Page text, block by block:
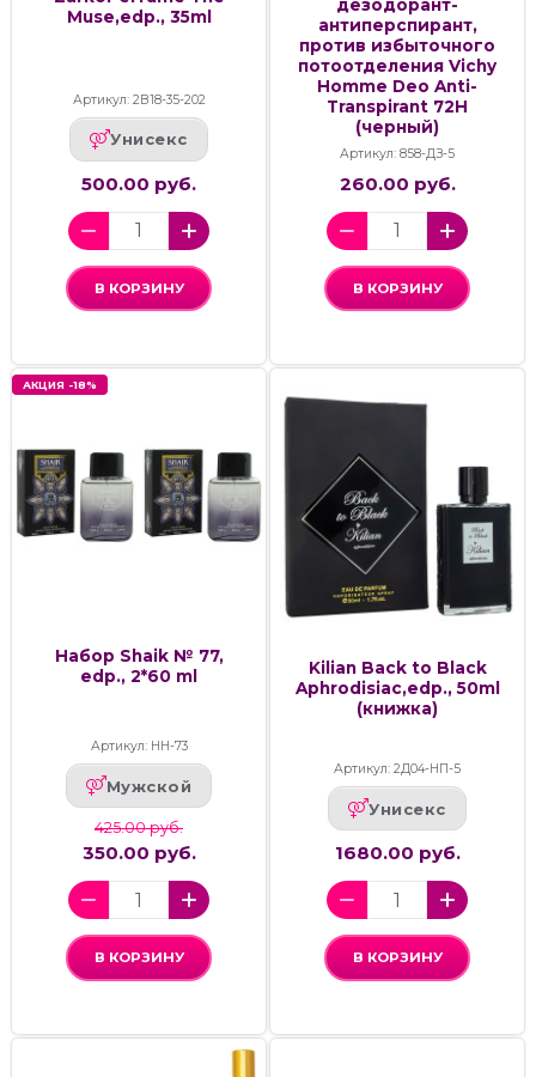
Muse,edp., 35ml
Артикул: 2В18-35-202
Унисекс
500.00 руб.
В КОРЗИНУ
дезодорант-
антиперспирант,
против избыточного
потоотделения Vichy
Homme Deo Anti-
Transpirant 72H
(черный)
Артикул: 858-ДЗ-5
260.00 руб.
В КОРЗИНУ
АКЦИЯ -18%
Набор Shaik № 77,
edp., 2*60 ml
Артикул: НН-73
Мужской
425.00 руб.
350.00 руб.
В КОРЗИНУ
Kilian Back to Black
Aphrodisiac,edp., 50ml
(книжка)
Артикул: 2Д04-НП-5
Унисекс
1680.00 руб.
В КОРЗИНУ